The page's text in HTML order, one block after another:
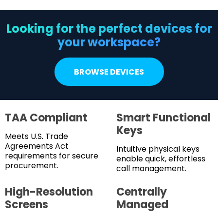
Looking for the perfect devices for
your workspace?
BROWSE DEVICES
TAA Compliant
Meets U.S. Trade
Agreements Act
requirements for secure
procurement.
Smart Functional
Keys
Intuitive physical keys
enable quick, effortless
call management.
High-Resolution
Screens
Centrally
Managed